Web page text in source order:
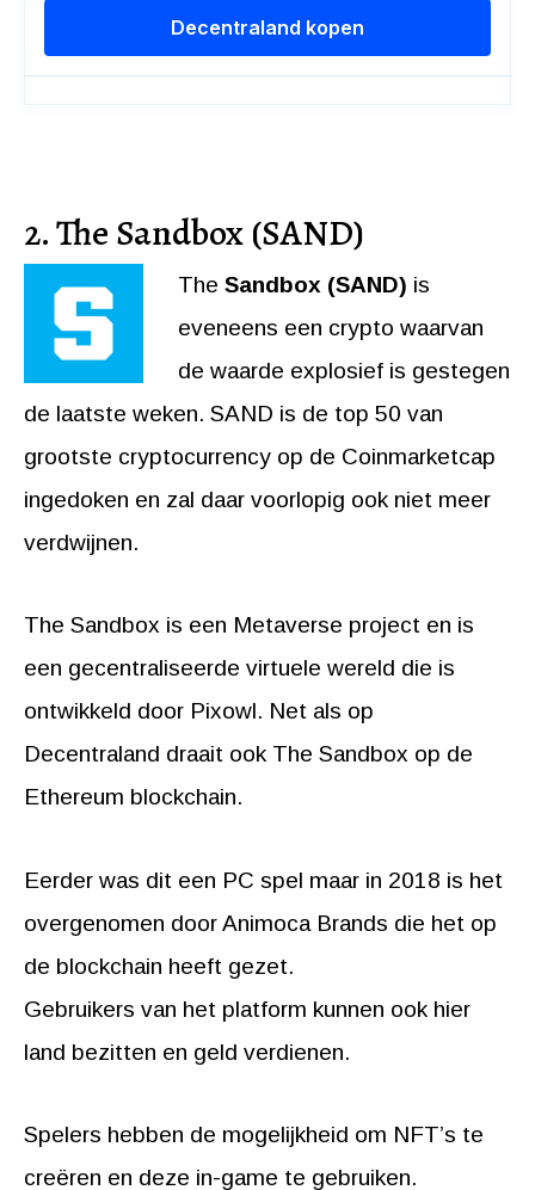
2. The Sandbox (SAND)
The Sandbox (SAND) is
eveneens een crypto waarvan
de waarde explosief is gestegen
de laatste weken. SAND is de top 50 van
grootste cryptocurrency op de Coinmarketcap
ingedoken en zal daar voorlopig ook niet meer
verdwijnen.
The Sandbox is een Metaverse project en is
een gecentraliseerde virtuele wereld die is
ontwikkeld door Pixowl. Net als op
Decentraland draait ook The Sandbox op de
Ethereum blockchain.
Eerder was dit een PC spel maar in 2018 is het
overgenomen door Animoca Brands die het op
de blockchain heeft gezet.
Gebruikers van het platform kunnen ook hier
land bezitten en geld verdienen.
Spelers hebben de mogelijkheid om NFT’s te
creëren en deze in-game te gebruiken.